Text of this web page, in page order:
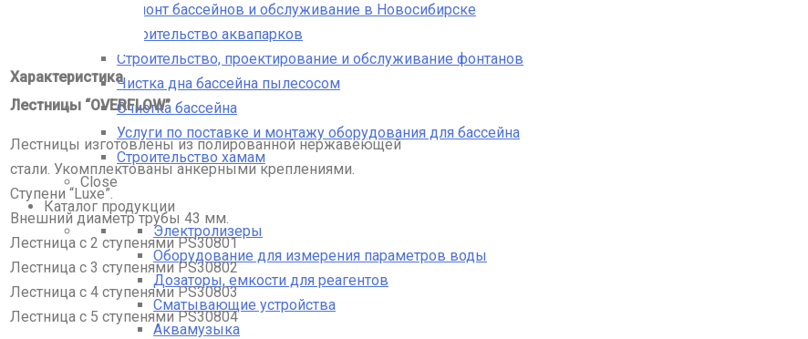
Ремонт бассейнов и обслуживание в Новосибирске
Строительство аквапарков
Строительство, проектирование и обслуживание фонтанов
Чистка дна бассейна пылесосом
Очистка бассейна
Услуги по поставке и монтажу оборудования для бассейна
Строительство хамам
Close
Каталог продукции
Электролизеры
Оборудование для измерения параметров воды
Дозаторы, емкости для реагентов
Сматывающие устройства
Аквамузыка
Характеристика
Лестницы “OVERFLOW”
Лестницы изготовлены из полированной нержавеющей
стали. Укомплектованы анкерными креплениями.
Ступени “Luxe”.
Внешний диаметр трубы 43 мм.
Лестница с 2 ступенями PS30801
Лестница с 3 ступенями PS30802
Лестница с 4 ступенями PS30803
Лестница с 5 ступенями PS30804